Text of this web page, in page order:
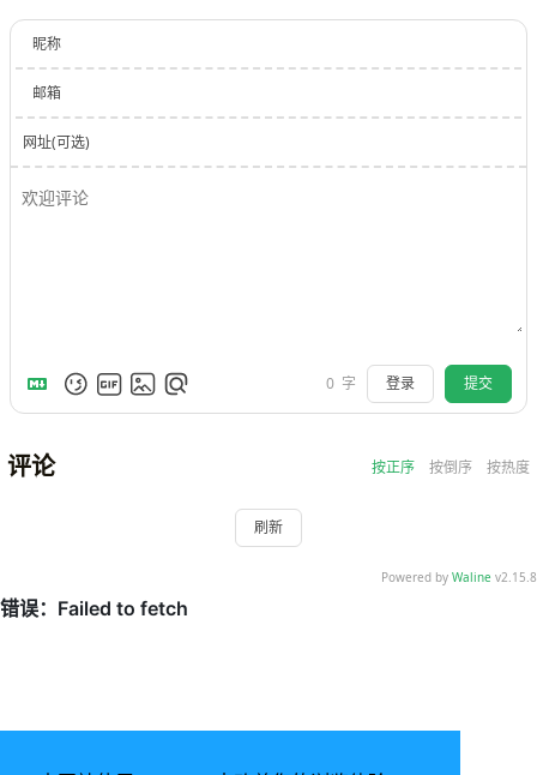
昵称
邮箱
网址(可选)
0 字 登录 提交
评论 按正序 按倒序 按热度
刷新
Powered by Waline v2.15.8